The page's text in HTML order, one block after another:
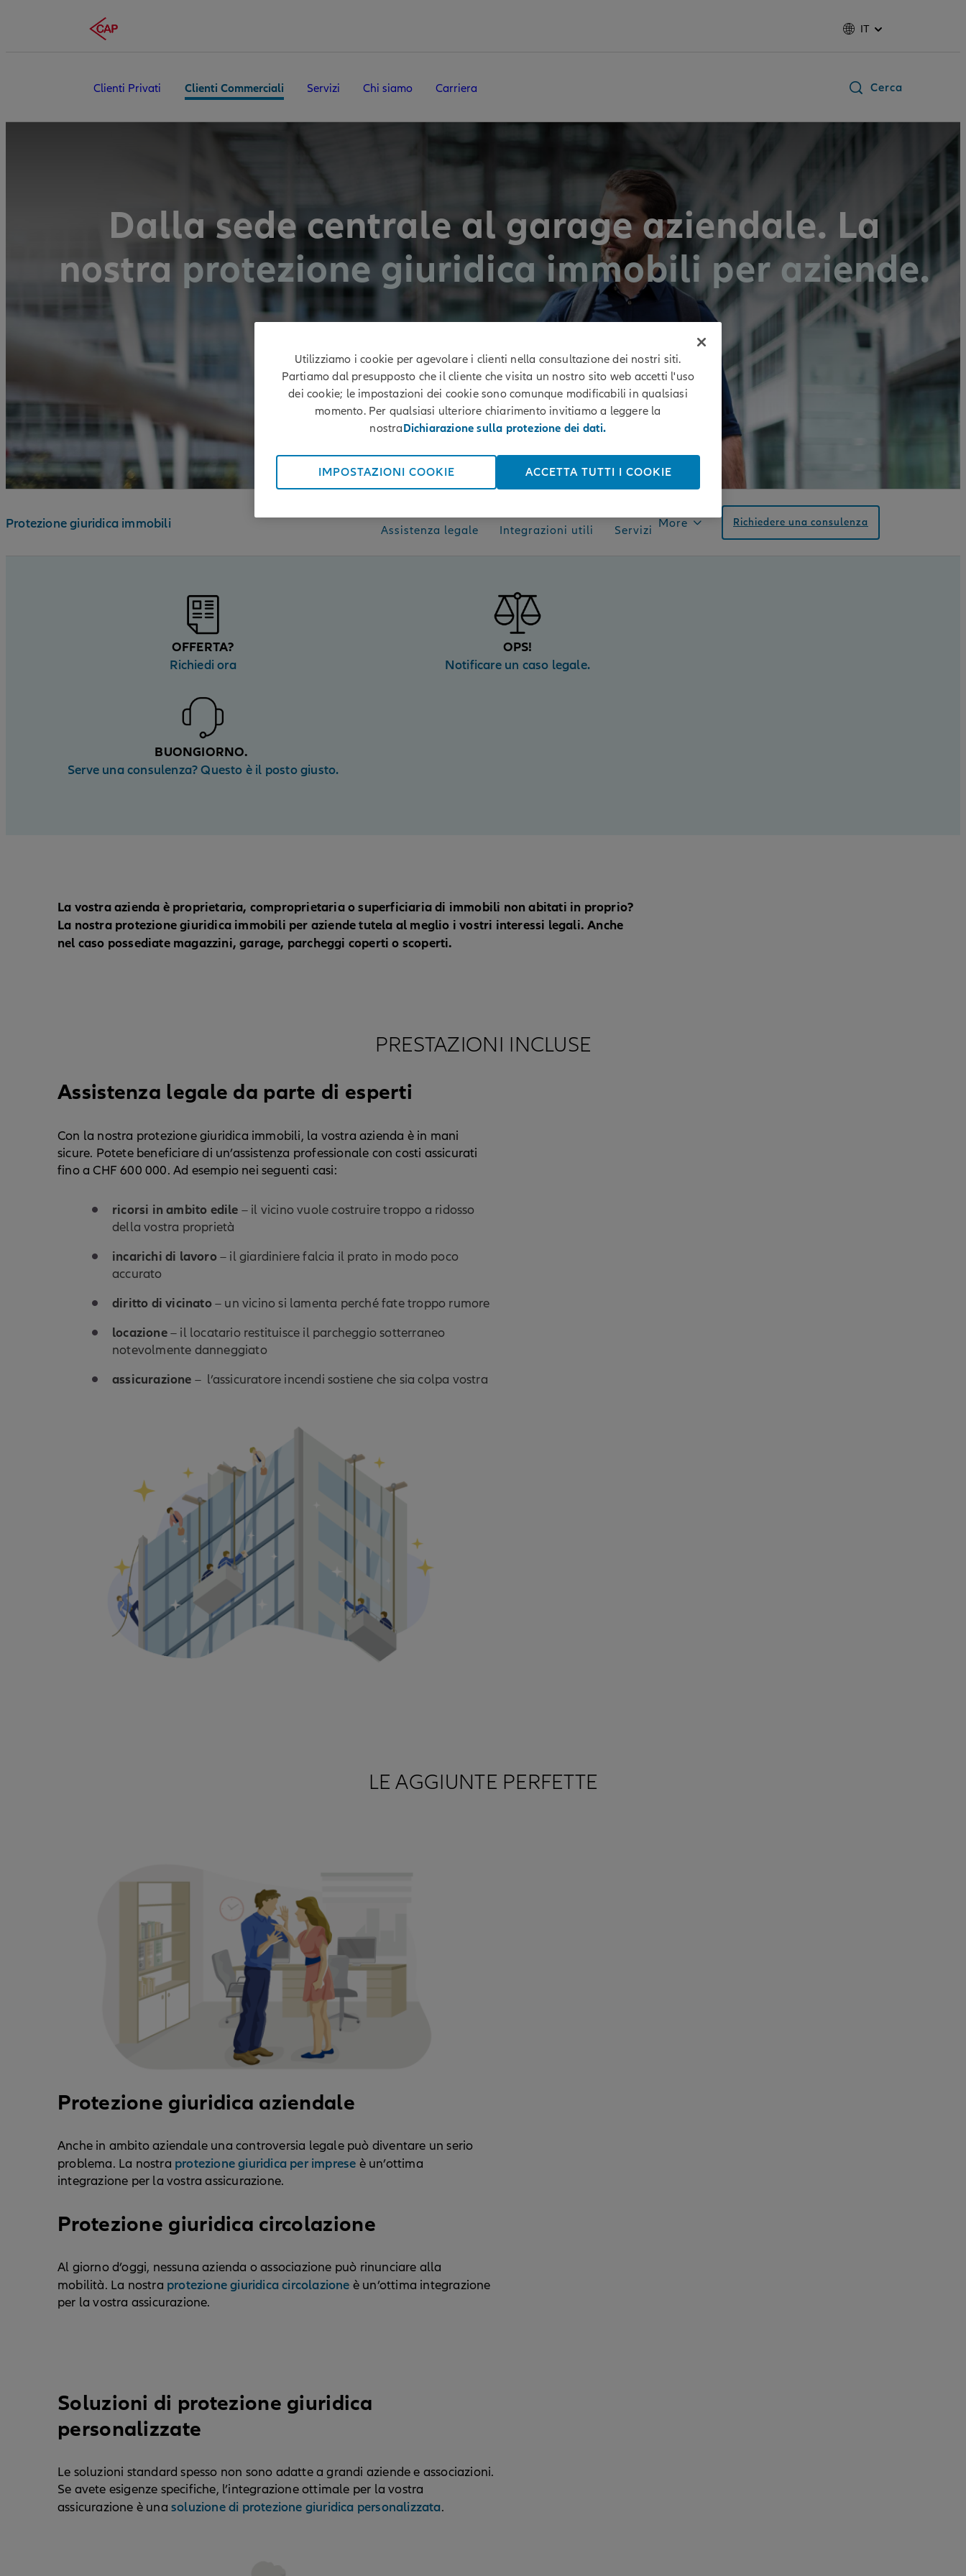
IT
Clienti Privati Clienti Commerciali Servizi Chi siamo Carriera Cerca
Dalla sede centrale al garage aziendale. La
nostra protezione giuridica immobili per aziende.
Protezione giuridica immobili Assistenza legale Integrazioni utili Servizi More Richiedere una consulenza
OFFERTA?
Richiedi ora
OPS!
Notificare un caso legale.
BUONGIORNO.
Serve una consulenza? Questo è il posto giusto.
La vostra azienda è proprietaria, comproprietaria o superficiaria di immobili non abitati in proprio?
La nostra protezione giuridica immobili per aziende tutela al meglio i vostri interessi legali. Anche
nel caso possediate magazzini, garage, parcheggi coperti o scoperti.
PRESTAZIONI INCLUSE
Assistenza legale da parte di esperti
Con la nostra protezione giuridica immobili, la vostra azienda è in mani
sicure. Potete beneficiare di un’assistenza professionale con costi assicurati
fino a CHF 600 000. Ad esempio nei seguenti casi:
ricorsi in ambito edile – il vicino vuole costruire troppo a ridosso
della vostra proprietà
incarichi di lavoro– il giardiniere falcia il prato in modo poco
accurato
diritto di vicinato– un vicino si lamenta perché fate troppo rumore
locazione– il locatario restituisce il parcheggio sotterraneo
notevolmente danneggiato
assicurazione – l’assicuratore incendi sostiene che sia colpa vostra
LE AGGIUNTE PERFETTE
Protezione giuridica aziendale
Anche in ambito aziendale una controversia legale può diventare un serio
problema. La nostra protezione giuridica per imprese è un’ottima
integrazione per la vostra assicurazione.
Protezione giuridica circolazione
Al giorno d’oggi, nessuna azienda o associazione può rinunciare alla
mobilità. La nostra protezione giuridica circolazione è un’ottima integrazione
per la vostra assicurazione.
Soluzioni di protezione giuridica
personalizzate
Le soluzioni standard spesso non sono adatte a grandi aziende e associazioni.
Se avete esigenze specifiche, l’integrazione ottimale per la vostra
assicurazione è una soluzione di protezione giuridica personalizzata.
Utilizziamo i cookie per agevolare i clienti nella consultazione dei nostri siti.
Partiamo dal presupposto che il cliente che visita un nostro sito web accetti l'uso
dei cookie; le impostazioni dei cookie sono comunque modificabili in qualsiasi
momento. Per qualsiasi ulteriore chiarimento invitiamo a leggere la
nostraDichiarazione sulla protezione dei dati.
IMPOSTAZIONI COOKIE ACCETTA TUTTI I COOKIE